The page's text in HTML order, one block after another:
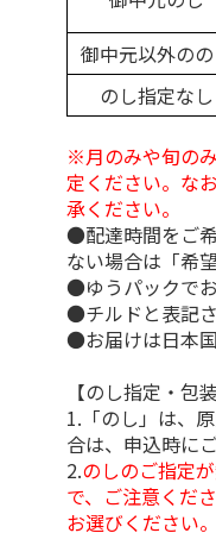
御中元以外の
のし指定なし
※月のみや旬の
定ください。な
承ください。
●配達時間をご
ない場合は「希
●ゆうパックでお
●チルドと表記
●お届けは日本国
【のし指定・包
1.「のし」は、
合は、申込時に
2.のしのご指定
で、ご注意くだ
お選びください。